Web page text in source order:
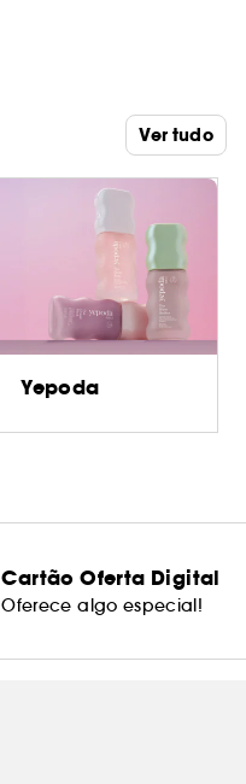
Ver tudo
Yepoda
Cartão Oferta Digital
Oferece algo especial!